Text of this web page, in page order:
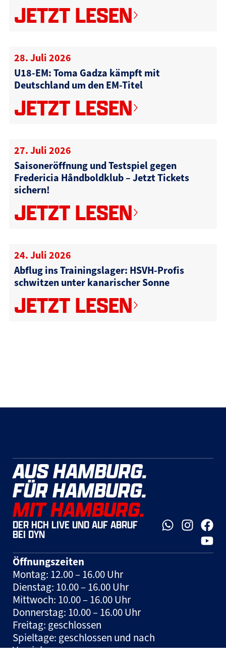
JETZT LESEN
28. Juli 2026
U18-EM: Toma Gadza kämpft mit
Deutschland um den EM-Titel
JETZT LESEN
27. Juli 2026
Saisoneröffnung und Testspiel gegen
Fredericia Håndboldklub – Jetzt Tickets
sichern!
JETZT LESEN
24. Juli 2026
Abflug ins Trainingslager: HSVH-Profis
schwitzen unter kanarischer Sonne
JETZT LESEN
AUS HAMBURG.
FÜR HAMBURG.
MIT HAMBURG.
DER HCH LIVE UND AUF ABRUF
BEI DYN
Öffnungszeiten
Montag: 12.00 – 16.00 Uhr
Dienstag: 10.00 – 16.00 Uhr
Mittwoch: 10.00 – 16.00 Uhr
Donnerstag: 10.00 – 16.00 Uhr
Freitag: geschlossen
Spieltage: geschlossen und nach
Vereinbarung